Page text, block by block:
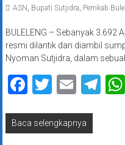
ASN , Bupati Sutjidra, Pemkab
BULELENG – Sebanyak 3.692
resmi dilantik dan diambil
Nyoman Sutjidra, dalam
Facebook
Twitter
Email
Baca selengkapnya